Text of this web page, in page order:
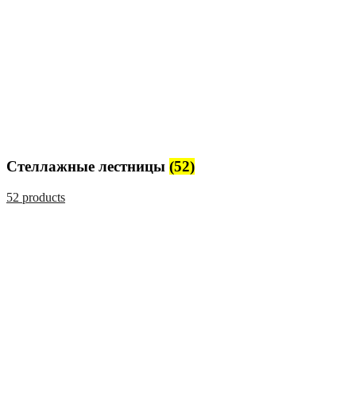
Стеллажные лестницы (52)
52 products